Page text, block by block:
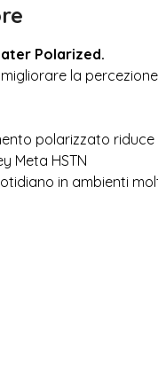
Polarized.
la percezione
polarizzato riduce
Meta HSTN
in ambienti